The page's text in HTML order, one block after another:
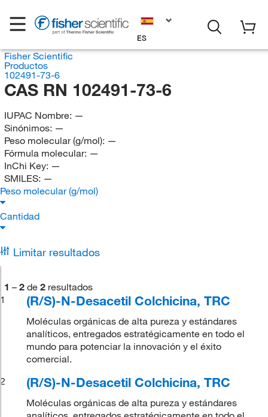
ES
Fisher Scientific
Productos
102491-73-6
CAS RN 102491-73-6
IUPAC Nombre: —
Sinónimos: —
Peso molecular (g/mol): —
Fórmula molecular: —
InChi Key: —
SMILES: —
Peso molecular (g/mol)
Cantidad
Limitar resultados
1 – 2 de 2 resultados
1
(R/S)-N-Desacetil Colchicina, TRC
Moléculas orgánicas de alta pureza y estándares
analíticos, entregados estratégicamente en todo el
mundo para potenciar la innovación y el éxito
comercial.
2
(R/S)-N-Desacetil Colchicina, TRC
Moléculas orgánicas de alta pureza y estándares